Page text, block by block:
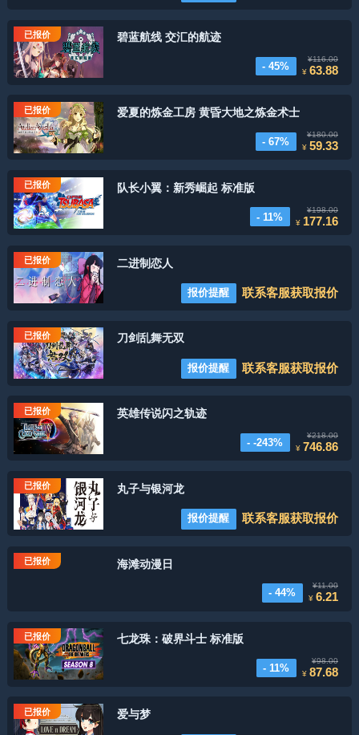
已报价 碧蓝航线 交汇的航迹
- 45%
¥116.00
¥63.88
已报价 爱夏的炼金工房 黄昏大地之炼金术士
- 67%
¥180.00
¥59.33
已报价 队长小翼：新秀崛起 标准版
- 11%
¥198.00
¥ 177.16
已报价 二进制恋人
报价提醒 联系客服获取报价
已报价 刀剑乱舞无双
报价提醒 联系客服获取报价
已报价 英雄传说闪之轨迹
- -243%
¥218.00
¥ 746.86
已报价 丸子与银河龙
报价提醒 联系客服获取报价
已报价 海滩动漫日
- 44%
¥11.00
¥6.21
已报价 七龙珠：破界斗士 标准版
- 11%
¥98.00
¥87.68
已报价 爱与梦